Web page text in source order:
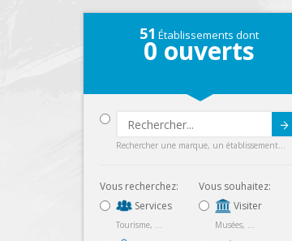
51 Établissements dont
0 ouverts
Rechercher une marque, un établissement...
Vous recherchez:
Services
Tourisme, ...
Vous souhaitez:
Visiter
Musées, ...